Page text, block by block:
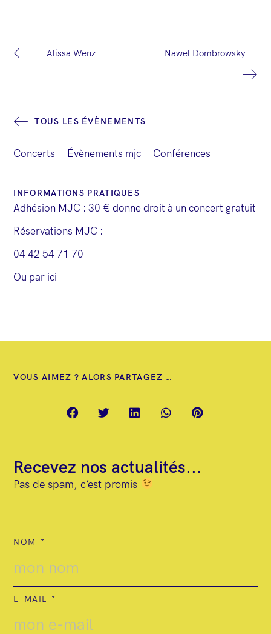
N
g
a
i
o
n
É
v
e
Alissa Wenz Nawel Dombrowsky
TOUS LES ÉVÈNEMENTS
Concerts Évènements mjc Conférences
INFORMATIONS PRATIQUES
Adhésion MJC : 30 € donne droit à un concert gratuit
Réservations MJC :
04 42 54 71 70
Ou par ici
VOUS AIMEZ ? ALORS PARTAGEZ …
Recevez nos actualités...
Pas de spam, c’est promis
NOM
E-MAIL